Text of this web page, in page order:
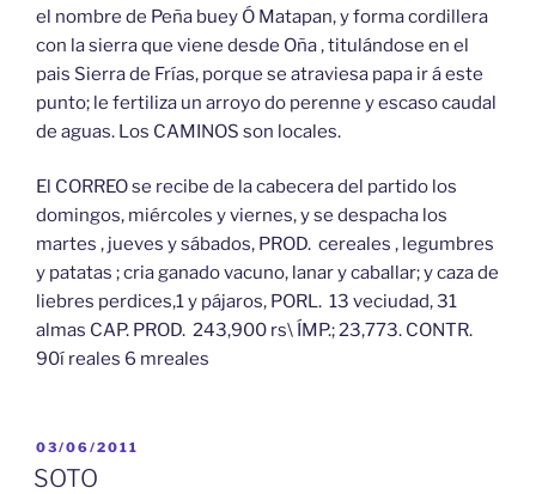
el nombre de Peña buey Ó Matapan, y forma cordillera
con la sierra que viene desde Oña , titulándose en el
pais Sierra de Frías, porque se atraviesa papa ir á este
punto; le fertiliza un arroyo do perenne y escaso caudal
de aguas. Los CAMINOS son locales.
El CORREO se recibe de la cabecera del partido los
domingos, miércoles y viernes, y se despacha los
martes , jueves y sábados, PROD. cereales , legumbres
y patatas ; cria ganado vacuno, lanar y caballar; y caza de
liebres perdices,1 y pájaros, PORL. 13 veciudad, 31
almas CAP. PROD. 243,900 rs\ ÍMP.; 23,773. CONTR.
90í reales 6 mreales
PUBLICADO
EL
03/06/2011
SOTO